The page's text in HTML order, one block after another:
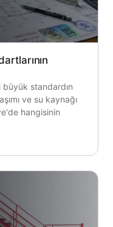
büyük standardın
ve su kaynağı
hangisinin